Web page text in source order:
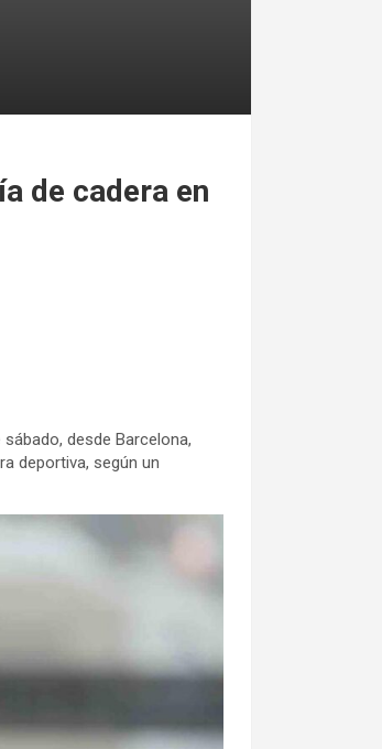
de cadera en
desde Barcelona,
deportiva, según un